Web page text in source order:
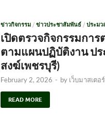
ข่าวกิจกรรม / ข่าวประชาสัมพันธ์ / ประมว
เปิดตรวจกิจกรรมกา
ตามแผนปฏิบัติงาน ป
สงฆ์เพชรบุรี)
February 2, 2026 - by เว็บมาสเตอร์
READ MORE